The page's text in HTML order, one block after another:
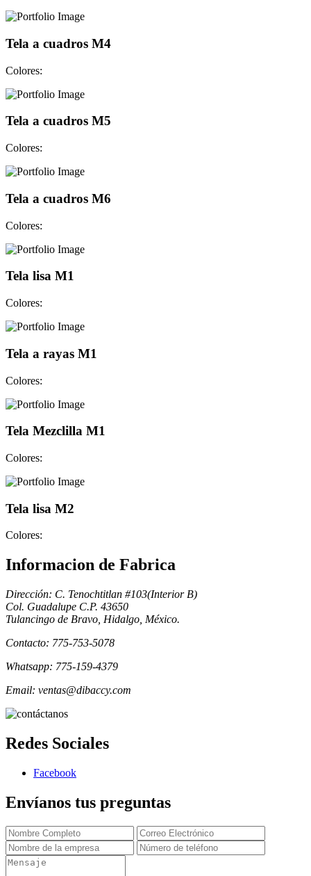
Tela a cuadros M4
Colores:
Tela a cuadros M5
Colores:
Tela a cuadros M6
Colores:
Tela lisa M1
Colores:
Tela a rayas M1
Colores:
Tela Mezclilla M1
Colores:
Tela lisa M2
Colores:
Informacion de Fabrica
Dirección: C. Tenochtitlan #103(Interior B)
Col. Guadalupe C.P. 43650
Tulancingo de Bravo, Hidalgo, México.
Contacto: 775-753-5078
Whatsapp: 775-159-4379
Email: ventas@dibaccy.com
Redes Sociales
Facebook
Envíanos tus preguntas